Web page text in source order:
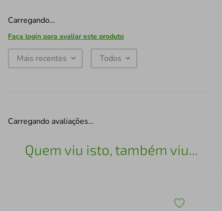
Carregando…
Faça login para avaliar este produto
Mais recentes Todos
Carregando avaliações…
Quem viu isto, também viu...